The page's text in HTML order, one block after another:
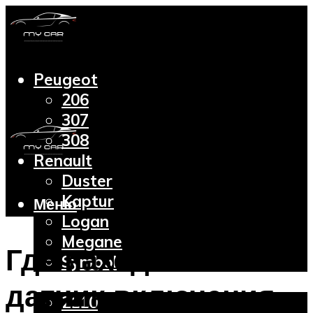
Peugeot
206
307
308
Renault
Duster
Kaptur
Logan
Megane
Symbol
Lada
2110
Меню
Где находится
датчик включения